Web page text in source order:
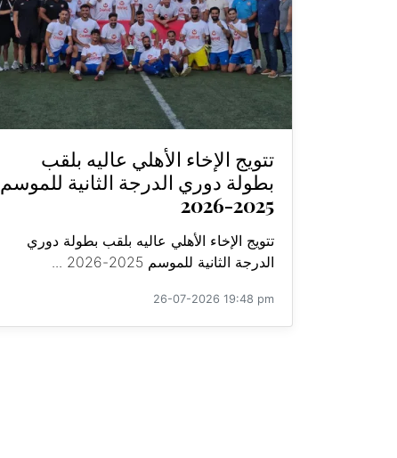
تتويج الإخاء الأهلي عاليه بلقب
بطولة دوري الدرجة الثانية للموسم
2025-2026
تتويج الإخاء الأهلي عاليه بلقب بطولة دوري
الدرجة الثانية للموسم 2025-2026 ...
26-07-2026 19:48 pm